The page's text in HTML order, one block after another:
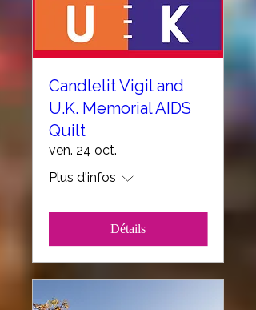
Candlelit Vigil and
U.K. Memorial AIDS
Quilt
ven. 24 oct.
Plus d'infos
Détails